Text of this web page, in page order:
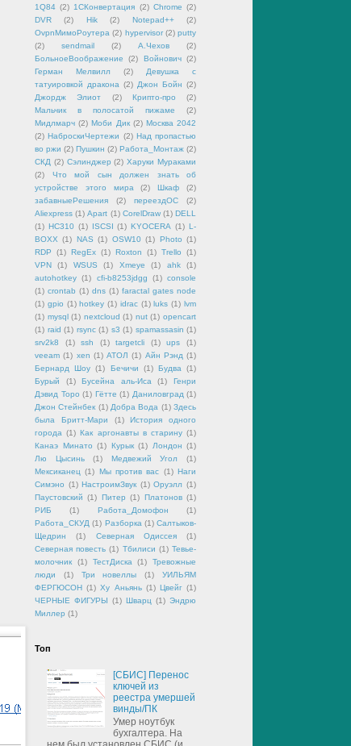
1Q84 (2) 1СКонвертация (2) Chrome (2)
DVR
(2) Hik (2) Notepad++
(2)
OvpnМимоРоутера (2) hypervisor (2) putty
(2)
sendmail (2) А.Чехов
(2)
БольноеВоображение
(2) Войнович (2)
Герман Мелвилл
(2)
Девушка с
татуировкой дракона (2) Джон Бойн (2)
Джордж Элиот
(2) Крипто-про
(2)
Мальчик в полосатой пижаме
(2)
Мидлмарч (2) Моби Дик (2) Москва 2042
(2) НаброскиЧертежи (2) Над пропастью
во ржи (2) Пушкин (2) Работа_Монтаж (2)
СКД (2) Сэлинджер (2) Харуки Мураками
(2)
Что мой сын должен знать об
устройстве этого мира
(2) Шкаф
(2)
забавныеРешения
(2) переездОС
(2)
Aliexpress (1) Apart (1) CorelDraw (1) DELL
(1) HC310 (1) ISCSI (1) KYOCERA (1) L-
BOXX (1) NAS (1) OSW10 (1) Photo (1)
RDP
(1) RegEx (1) Roxton (1) Trello
(1)
VPN
(1) WSUS (1) Xmeye (1) ahk
(1)
autohotkey (1) cfi-b8253jdgg (1) console
(1) crontab (1) dns (1) faractal gates node
(1) gpio (1) hotkey (1) idrac (1) luks (1) lvm
(1) mysql (1) nextcloud (1) nut (1) opencart
(1) raid (1) rsync (1) s3 (1) spamassasin (1)
srv2k8
(1) ssh (1) targetcli (1) ups
(1)
veeam (1) xen (1) АТОЛ (1) Айн Рэнд (1)
Бернард Шоу (1) Бечичи (1) Будва (1)
Бурый
(1) Бусейна аль-Иса (1)
Генри
Дэвид Торо (1) Гётте (1) Даниловград (1)
Джон Стейнбек (1) Добра Вода (1) Здесь
была Бритт-Мари
(1)
История одного
города (1) Как аргонавты в старину (1)
Канаэ Минато (1) Курык (1) Лондон (1)
Лю Цысинь
(1) Медвежий Угол
(1)
Мексиканец (1) Мы против вас (1) Наги
Симэно (1) НастроимЗвук (1) Оруэлл (1)
Паустовский (1) Питер (1) Платонов (1)
РИБ
(1) Работа_Домофон
(1)
Работа_СКУД (1) Разборка (1) Салтыков-
Щедрин
(1) Северная Одиссея
(1)
Северная повесть (1) Тбилиси (1) Тевье-
молочник
(1) ТестДиска (1)
Тревожные
люди
(1) Три новеллы (1)
УИЛЬЯМ
ФЕРГЮСОН (1) Ху Аньянь (1) Цвейг (1)
ЧЕРНЫЕ ФИГУРЫ
(1) Шварц (1) Эндрю
Миллер (1)
Топ
[СБИС] Перенос
ключей из
реестра умершей
винды/ПК
Умер ноутбук
бухгалтера. На